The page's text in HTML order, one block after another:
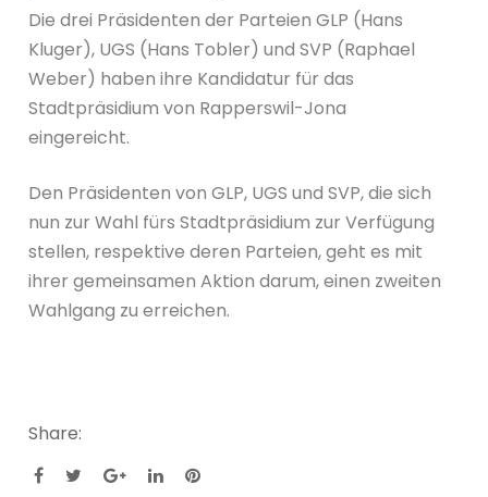
Die drei Präsidenten der Parteien GLP (Hans
Kluger), UGS (Hans Tobler) und SVP (Raphael
Weber) haben ihre Kandidatur für das
Stadtpräsidium von Rapperswil-Jona
eingereicht.
Den Präsidenten von GLP, UGS und SVP, die sich
nun zur Wahl fürs Stadtpräsidium zur Verfügung
stellen, respektive deren Parteien, geht es mit
ihrer gemeinsamen Aktion darum, einen zweiten
Wahlgang zu erreichen.
Share: